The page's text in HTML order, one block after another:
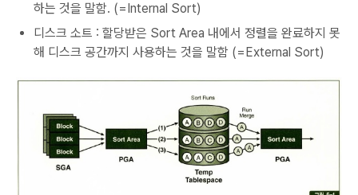
하는 것을 말함. (=Internal Sort)
디스크 소트 : 할당받은 Sort Area 내에서 정렬을 완료하지 못
해 디스크 공간까지 사용하는 것을 말함 (=External Sort)